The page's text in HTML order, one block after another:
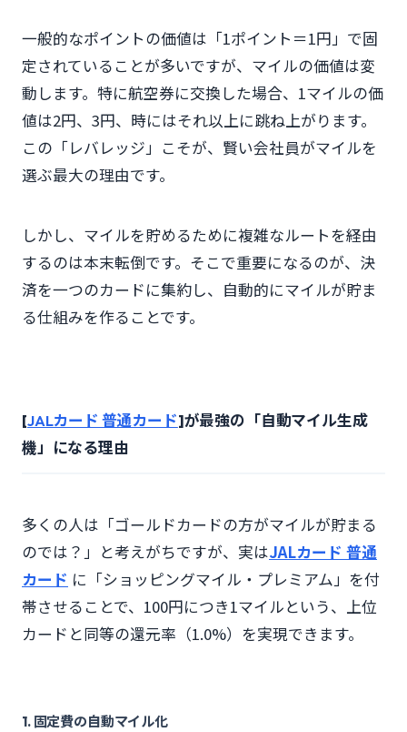
一般的なポイントの価値は「1ポイント＝1円」で固
定されていることが多いですが、マイルの価値は変
動します。特に航空券に交換した場合、1マイルの価
値は2円、3円、時にはそれ以上に跳ね上がります。
この「レバレッジ」こそが、賢い会社員がマイルを
選ぶ最大の理由です。
しかし、マイルを貯めるために複雑なルートを経由
するのは本末転倒です。そこで重要になるのが、決
済を一つのカードに集約し、自動的にマイルが貯ま
る仕組みを作ることです。
[JALカード 普通カード]が最強の「自動マイル生成
機」になる理由
多くの人は「ゴールドカードの方がマイルが貯まる
のでは？」と考えがちですが、実はJALカード 普通
カード に「ショッピングマイル・プレミアム」を付
帯させることで、100円につき1マイルという、上位
カードと同等の還元率（1.0%）を実現できます。
1. 固定費の自動マイル化